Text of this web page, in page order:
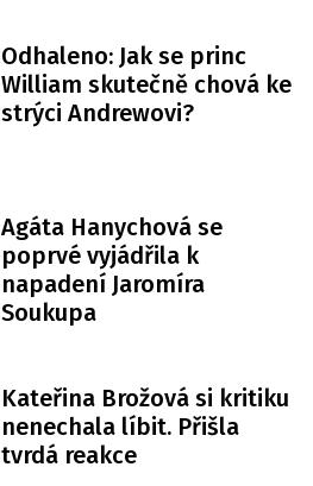
Odhaleno: Jak se princ
William skutečně chová ke
strýci Andrewovi?
Agáta Hanychová se
poprvé vyjádřila k
napadení Jaromíra
Soukupa
Kateřina Brožová si kritiku
nenechala líbit. Přišla
tvrdá reakce